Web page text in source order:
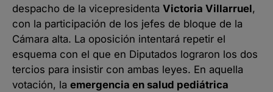
despacho de la vicepresidenta Victoria Villarruel,
con la participación de los jefes de bloque de la
Cámara alta. La oposición intentará repetir el
esquema con el que en Diputados lograron los dos
tercios para insistir con ambas leyes. En aquella
votación, la emergencia en salud pediátrica